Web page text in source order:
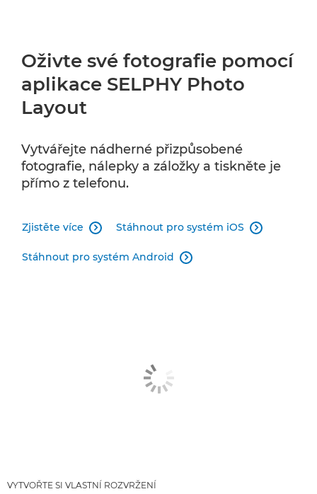
Oživte své fotografie pomocí
aplikace SELPHY Photo
Layout
Vytvářejte nádherné přizpůsobené
fotografie, nálepky a záložky a tiskněte je
přímo z telefonu.
Zjistěte více  Stáhnout pro systém iOS 
Stáhnout pro systém Android 
VYTVOŘTE SI VLASTNÍ ROZVRŽENÍ